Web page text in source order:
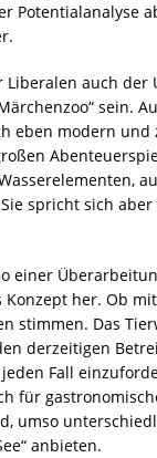
Potentialanalyse
auch der
sein.
eben modern und
spricht sich
einer
her. Ob
stimmen. Das
derzeitigen
Fall
für
umso
anbieten.